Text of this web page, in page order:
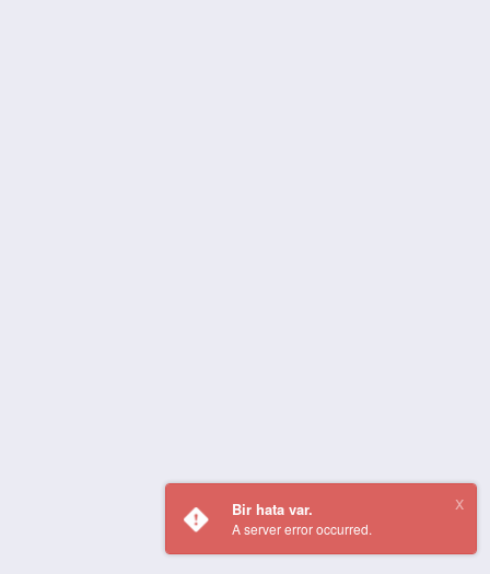
Bir hata var.
A server error occurred.